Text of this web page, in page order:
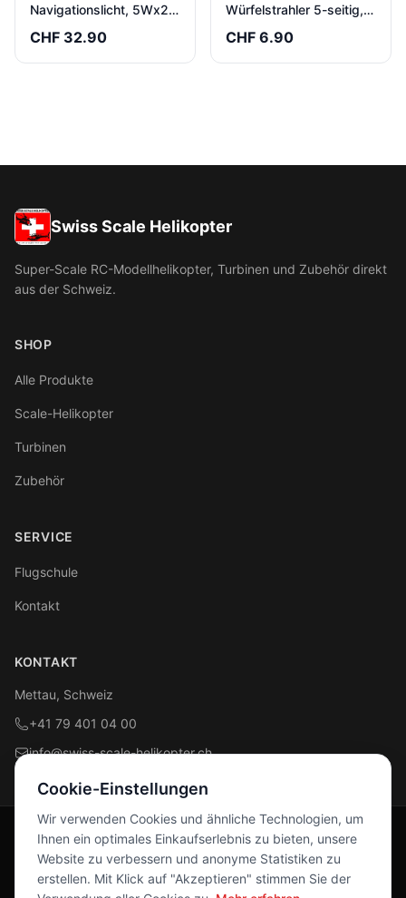
Navigationslicht, 5Wx2,
CHF 32.90
Würfelstrahler 5-seitig,
CHF 6.90
Swiss Scale Helikopter
Super-Scale RC-Modellhelikopter, Turbinen und Zubehör direkt
aus der Schweiz.
SHOP
Alle Produkte
Scale-Helikopter
Turbinen
Zubehör
SERVICE
Flugschule
Kontakt
KONTAKT
Mettau, Schweiz
+41 79 401 04 00
info@swiss-scale-helikopter.ch
Folge uns
Facebook Instagram
Cookie-Einstellungen
Wir verwenden Cookies und ähnliche Technologien, um
Ihnen ein optimales Einkaufserlebnis zu bieten, unsere
Website zu verbessern und anonyme Statistiken zu
erstellen. Mit Klick auf "Akzeptieren" stimmen Sie der